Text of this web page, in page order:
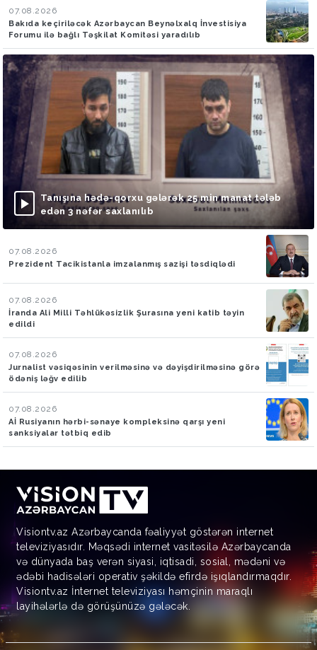
07.08.2026
Bakıda keçiriləcək Azərbaycan Beynəlxalq İnvestisiya
Forumu ilə bağlı Təşkilat Komitəsi yaradılıb
Tanışına hədə-qorxu gələrək 25 min manat tələb
edən 3 nəfər saxlanılıb
07.08.2026
Prezident Tacikistanla imzalanmış sazişi təsdiqlədi
07.08.2026
İranda Ali Milli Təhlükəsizlik Şurasına yeni katib təyin
edildi
07.08.2026
Jurnalist vəsiqəsinin verilməsinə və dəyişdirilməsinə görə
ödəniş ləğv edilib
07.08.2026
Aİ Rusiyanın hərbi-sənaye kompleksinə qarşı yeni
sanksiyalar tətbiq edib
Visiontv.az Azərbaycanda fəaliyyət göstərən internet
televiziyasıdır. Məqsədi internet vasitəsilə Azərbaycanda
və dünyada baş verən siyasi, iqtisadi, sosial, mədəni və
ədəbi hadisələri operativ şəkildə efirdə işıqlandırmaqdır.
Visiontv.az İnternet televiziyası həmçinin maraqlı
layihələrlə də görüşünüzə gələcək.